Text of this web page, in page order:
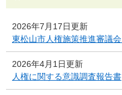
2026年7月17日更新
東松山市人権施策推進審議
2026年4月1日更新
人権に関する意識調査報告書